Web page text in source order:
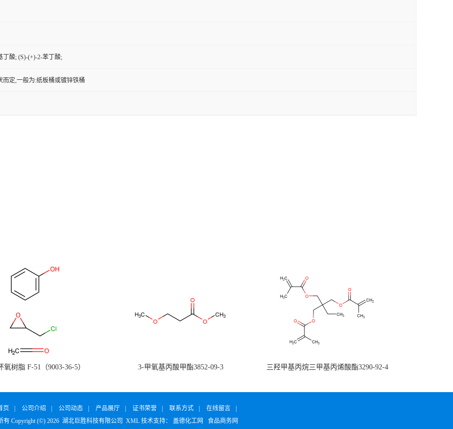
丁酸; (S)-(+)-2-苯丁酸;
而定,一般为:纸板桶或镀锌铁桶
氧树脂 F-51（9003-36-5） 3-甲氧基丙酸甲酯3852-09-3 三羟甲基丙烷三甲基丙烯酸酯3290-92-4
页 公司介绍 公司动态 产品展厅 证书荣誉 联系方式 在线留言
有 Copyright (©) 2026 湖北巨胜科技有限公司 XML 技术支持： 盖德化工网 食品商务网